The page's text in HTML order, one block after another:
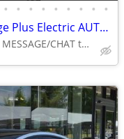
• • • • • • • • •
2021 Tesla Model 3 Standard Range Plus Electric AUTONATION
Call (888) 716-3204 or MESSAGE/CHAT to confirm availability